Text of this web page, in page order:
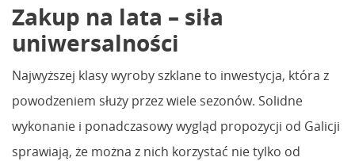
Zakup na lata – siła
uniwersalności
Najwyższej klasy wyroby szklane to inwestycja, która z
powodzeniem służy przez wiele sezonów. Solidne
wykonanie i ponadczasowy wygląd propozycji od Galicji
sprawiają, że można z nich korzystać nie tylko od